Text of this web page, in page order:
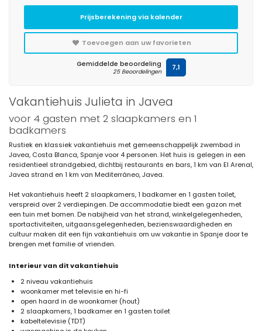
Vakantiehuis Julieta in Javea
voor 4 gasten met 2 slaapkamers en 1
badkamers
Rustiek en klassiek vakantiehuis met gemeenschappelijk zwembad in
Javea, Costa Blanca, Spanje voor 4 personen. Het huis is gelegen in een
residentieel strandgebied, dichtbij restaurants en bars, 1 km van El Arenal,
Javea strand en 1 km van Mediterráneo, Javea.
Het vakantiehuis heeft 2 slaapkamers, 1 badkamer en 1 gasten toilet,
verspreid over 2 verdiepingen. De accommodatie biedt een gazon met
een tuin met bomen. De nabijheid van het strand, winkelgelegenheden,
sportactiviteiten, uitgaansgelegenheden, bezienswaardigheden en
cultuur maken dit een fijn vakantiehuis om uw vakantie in Spanje door te
brengen met familie of vrienden.
Interieur van dit vakantiehuis
2 niveau vakantiehuis
woonkamer met televisie en hi-fi
open haard in de woonkamer (hout)
2 slaapkamers, 1 badkamer en 1 gasten toilet
kabeltelevisie (TDT)
Prijsberekening via kalender
Toevoegen aan uw favorieten
Gemiddelde beoordeling
25 Beoordelingen 7,1